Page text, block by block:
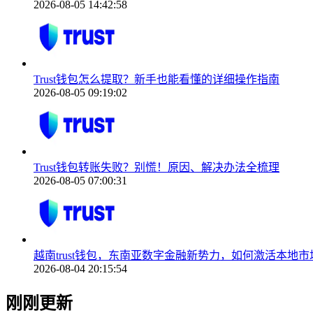
2026-08-05 14:42:58
Trust钱包怎么提取？新手也能看懂的详细操作指南
2026-08-05 09:19:02
Trust钱包转账失败？别慌！原因、解决办法全梳理
2026-08-05 07:00:31
越南trust钱包，东南亚数字金融新势力，如何激活本地市
2026-08-04 20:15:54
刚刚更新